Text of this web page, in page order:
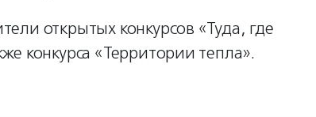
открытых конкурсов «Туда, где
конкурса «Территории тепла».